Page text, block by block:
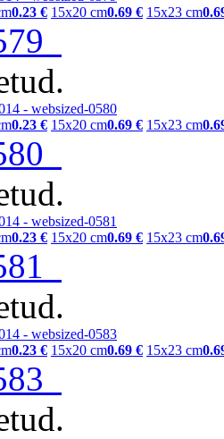
0.23 € 15x20 cm0.69 € 15x23 cm
0.23 € 15x20 cm0.69 € 15x23 cm
0.23 € 15x20 cm0.69 € 15x23 cm
0.23 € 15x20 cm0.69 € 15x23 cm